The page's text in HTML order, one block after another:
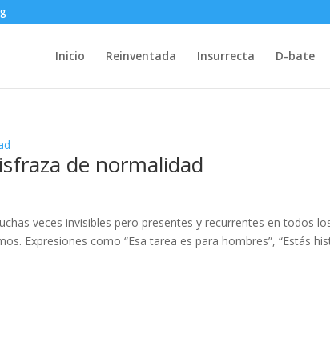
Inicio Reinventada Insurrecta D-bate
de normalidad
veces invisibles pero presentes y recurrentes en todos
Expresiones como “Esa tarea es para hombres”, “Estás